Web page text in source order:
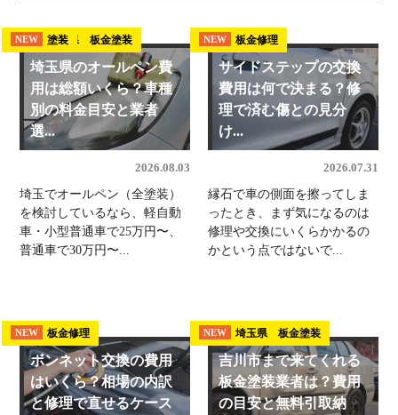
NEW 埼玉県 板金塗装
NEW 塗装
埼玉県のオールペン費
用は総額いくら？車種
別の料金目安と業者
選...
2026.08.03
埼玉でオールペン（全塗装）
を検討しているなら、軽自動
車・小型普通車で25万円〜、
普通車で30万円〜...
NEW 板金修理
サイドステップの交換
費用は何で決まる？修
理で済む傷との見分
け...
2026.07.31
縁石で車の側面を擦ってしま
ったとき、まず気になるのは
修理や交換にいくらかかるの
かという点ではないで...
NEW 板金修理
ボンネット交換の費用
はいくら？相場の内訳
と修理で直せるケース
NEW 埼玉県 板金塗装
吉川市まで来てくれる
板金塗装業者は？費用
の目安と無料引取納